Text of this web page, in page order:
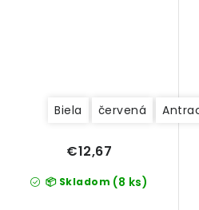
Biela červená
📦 Skladom (8 ks)
€12,67